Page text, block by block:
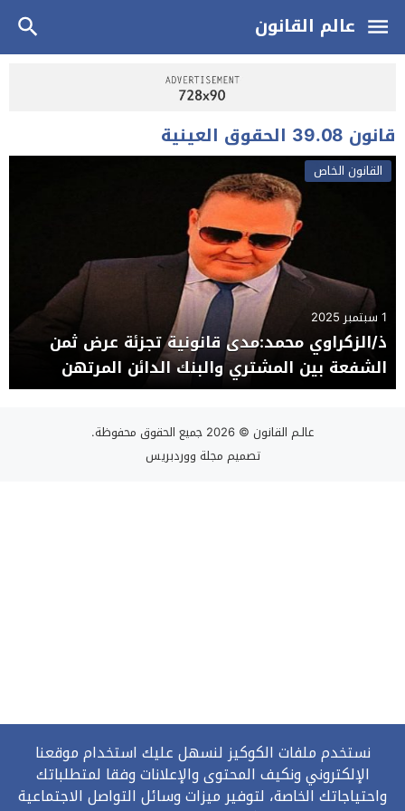
عالم القانون
قانون 39.08 الحقوق العينية
القانون الخاص
1 سبتمبر 2025
ذ/الزكراوي محمد:مدى قانونية تجزئة عرض ثمن
الشفعة بين المشتري والبنك الدائن المرتهن
عالـم القانون © 2026 جميع الحقوق محفوظة.
تصميم مجلة ووردبريس
نستخدم ملفات الكوكيز لنسهل عليك استخدام موقعنا
الإلكتروني ونكيف المحتوى والإعلانات وفقا لمتطلباتك
واحتياجاتك الخاصة، لتوفير ميزات وسائل التواصل الاجتماعية